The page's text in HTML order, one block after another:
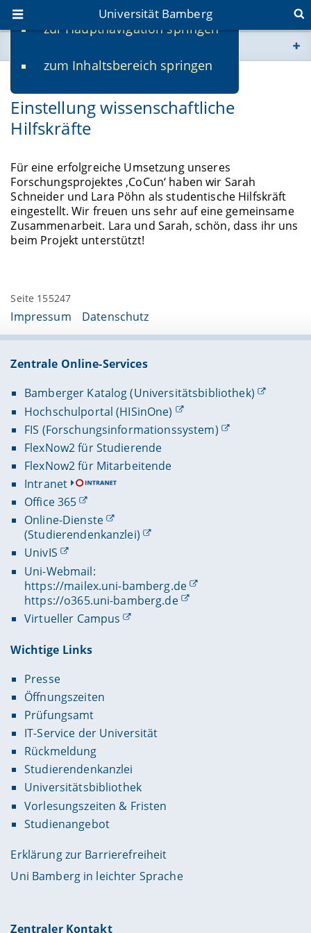
zur Hauptnavigation springen
zum Inhaltsbereich springen
Universität Bamberg
www.uni-bamberg.de
univis.uni-bamberg.de
Einstellung wissenschaftliche
Hilfskräfte
Für eine erfolgreiche Umsetzung unseres
Forschungsprojektes ‚CoCun‘ haben wir Sarah
Schneider und Lara Pöhn als studentische Hilfskräft
eingestellt. Wir freuen uns sehr auf eine gemeinsame
Zusammenarbeit. Lara und Sarah, schön, dass ihr uns
beim Projekt unterstützt!
Seite 155247
Impressum Datenschutz
Zentrale Online-Services
Bamberger Katalog (Universitätsbibliothek)
Hochschulportal (HISinOne)
FIS (Forschungsinformationssystem)
FlexNow2 für Studierende
FlexNow2 für Mitarbeitende
Intranet
Office 365
Online-Dienste
(Studierendenkanzlei)
UnivIS
Uni-Webmail:
https://mailex.uni-bamberg.de
https://o365.uni-bamberg.de
Virtueller Campus
Wichtige Links
Presse
Öffnungszeiten
Prüfungsamt
IT-Service der Universität
Rückmeldung
Studierendenkanzlei
Universitätsbibliothek
Vorlesungszeiten & Fristen
Studienangebot
Erklärung zur Barrierefreiheit
Uni Bamberg in leichter Sprache
Zentraler Kontakt